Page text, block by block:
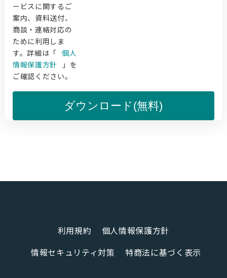
ービスに関するご
案内、資料送付、
商談・連絡対応の
ために利用しま
す。詳細は「 個人
情報保護方針
」を
ご確認ください。
ダウンロード(無料)
利用規約
個人情報保護方針
情報セキュリティ対策
特商法に基づく表示